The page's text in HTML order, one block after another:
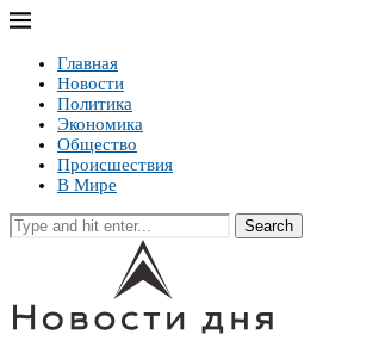
Главная
Новости
Политика
Экономика
Общество
Происшествия
В Мире
Search